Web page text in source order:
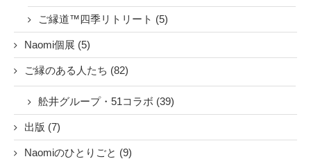
ご縁道™四季リトリート (5)
Naomi個展 (5)
ご縁のある人たち (82)
舩井グループ・51コラボ (39)
出版 (7)
Naomiのひとりごと (9)